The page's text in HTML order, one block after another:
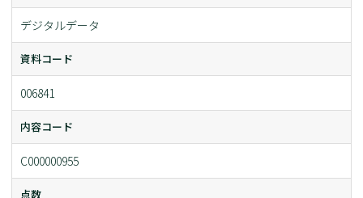
デジタルデータ
資料コード
006841
内容コード
C000000955
点数